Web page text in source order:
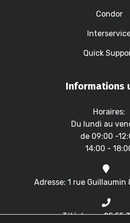
Condor
Quick
Informations
Horaires:
Du lundi au
de 09:00 -
14:00 -
Adresse: 1 rue Guillaumin
Téléphone: